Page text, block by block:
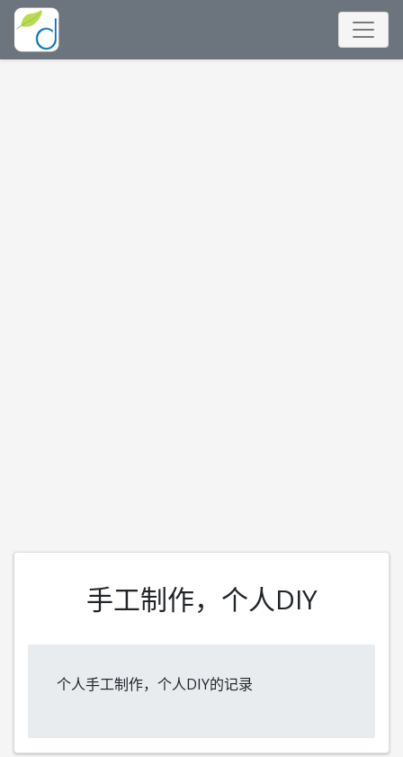
手工制作，个人DIY
个人手工制作，个人DIY的记录